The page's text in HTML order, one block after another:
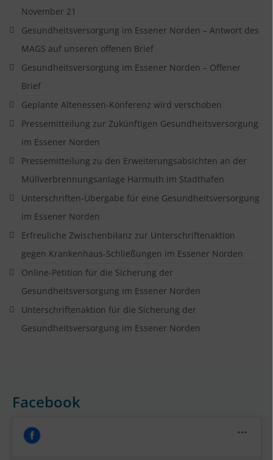
November 21
Gesundheitsversorgung im Essener Norden – Antwort des
MAGS auf unseren offenen Brief
Gesundheitsversorgung im Essener Norden – Offener
Brief
Geplante Altenessen-Konferenz wird verschoben
Pressemitteilung zur Zukünftigen Gesundheitsversorgung
im Essener Norden
Pressemitteilung zu den Erweiterungsabsichten an der
Müllverbrennungsanlage Harmuth im Stadthafen
Unterschriften-Übergabe für eine Gesundheitsversorgung
im Essener Norden
Erfreuliche Zwischenbilanz zur Unterschriftenaktion
gegen Krankenhaus-Schließungen im Essener Norden
Online-Petition für die Sicherung der
Gesundheitsversorgung im Essener Norden
Unterschriftenaktion für die Sicherung der
Gesundheitsversorgung im Essener Norden
Facebook